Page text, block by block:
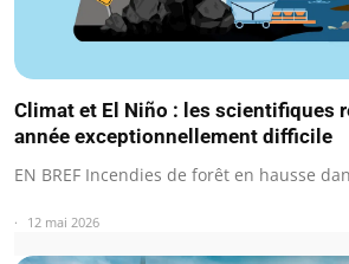
Climat et El Niño : les scientifiques
année exceptionnellement difficile
EN BREF Incendies de forêt en hausse
12 mai 2026